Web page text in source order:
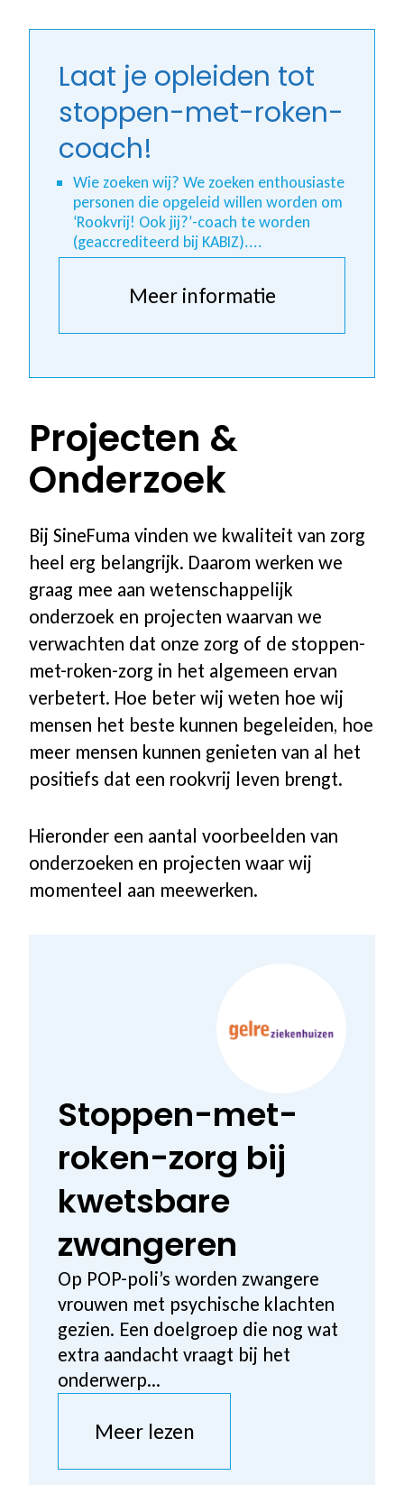
Laat je opleiden tot
stoppen-met-roken-
coach!
Wie zoeken wij? We zoeken enthousiaste
personen die opgeleid willen worden om
‘Rookvrij! Ook jij?’-coach te worden
(geaccrediteerd bij KABIZ)....
Meer informatie
Projecten &
Onderzoek
Bij SineFuma vinden we kwaliteit van zorg
heel erg belangrijk. Daarom werken we
graag mee aan wetenschappelijk
onderzoek en projecten waarvan we
verwachten dat onze zorg of de stoppen-
met-roken-zorg in het algemeen ervan
verbetert. Hoe beter wij weten hoe wij
mensen het beste kunnen begeleiden, hoe
meer mensen kunnen genieten van al het
positiefs dat een rookvrij leven brengt.
Hieronder een aantal voorbeelden van
onderzoeken en projecten waar wij
momenteel aan meewerken.
Stoppen-met-
roken-zorg bij
kwetsbare
zwangeren
Op POP-poli’s worden zwangere
vrouwen met psychische klachten
gezien. Een doelgroep die nog wat
extra aandacht vraagt bij het
onderwerp...
Meer lezen